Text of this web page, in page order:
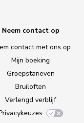
Neem contact op
contact met ons op
Mijn boeking
Groepstarieven
Bruiloften
Verlengd verblijf